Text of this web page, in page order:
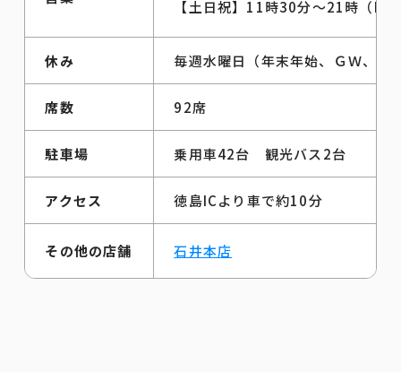
【土日祝】11時30分～21時（
休み 毎週水曜日（年末年始、ＧＷ、お
席数 92席
駐車場 乗用車42台 観光バス2台
アクセス 徳島ICより車で約10分
その他の店舗 石井本店